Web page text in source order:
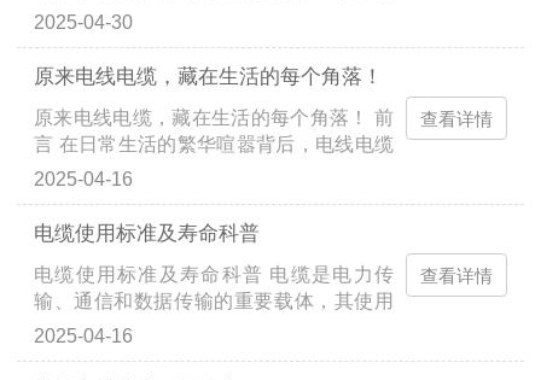
值，电线的平方实际上标的是电线的横截
平方毫米。是用户根据...
2025-04-30
原来电线电缆，藏在生活的每个角落！
原来电线电缆，藏在生活的每个角落！ 前
言 在日常生活的繁华喧嚣背后，电线电缆
如同一位低调的幕后英雄，默默地发挥着
它恰似一条无形却...
2025-04-16
查看详情
电缆使用标准及寿命科普
电缆使用标准及寿命科普 电缆是电力传
输、通信和数据传输的重要载体，其使用
标准和寿命直接影响系统的安全性和可靠
2025-04-16
查看详情